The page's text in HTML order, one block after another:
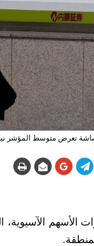
المؤشر نيكي أمام شركة للوساطة
الآسيوية،